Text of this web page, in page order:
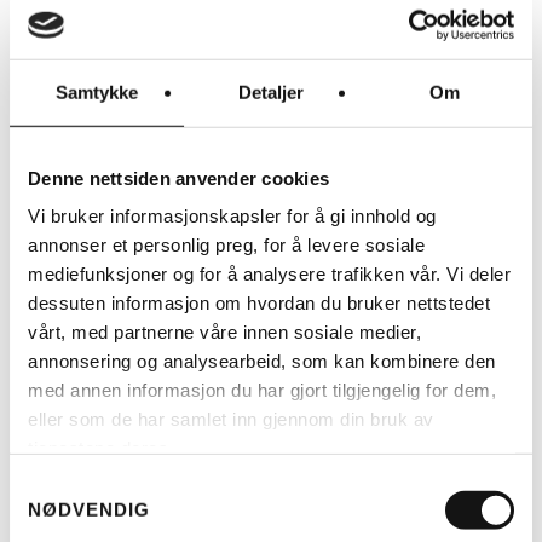
Samtykke Detaljer Om
Denne nettsiden anvender cookies
Vi bruker informasjonskapsler for å gi innhold og
annonser et personlig preg, for å levere sosiale
mediefunksjoner og for å analysere trafikken vår. Vi deler
dessuten informasjon om hvordan du bruker nettstedet
vårt, med partnerne våre innen sosiale medier,
annonsering og analysearbeid, som kan kombinere den
med annen informasjon du har gjort tilgjengelig for dem,
eller som de har samlet inn gjennom din bruk av
NØDVENDIG
hverdagsbruk. Den er et godt valg for deg
som vurderer å bruke sykkel i stedet for bil
til barnehage, skole, handling og korte turer
Dette er også en sykkel for deg som ønsker
kvalitet, komfort og lang levetid – og som
vil ha en lastesykkel som faktisk blir brukt
hver dag.
Prøv Packster2 70 hos EVO Elsykler
En lastesykkel bør prøves før du
bestemmer deg. Hos EVO Elsykler hjelper vi
deg med å finne riktig modell, riktig utstyr
mange års erfaring med elsykler og